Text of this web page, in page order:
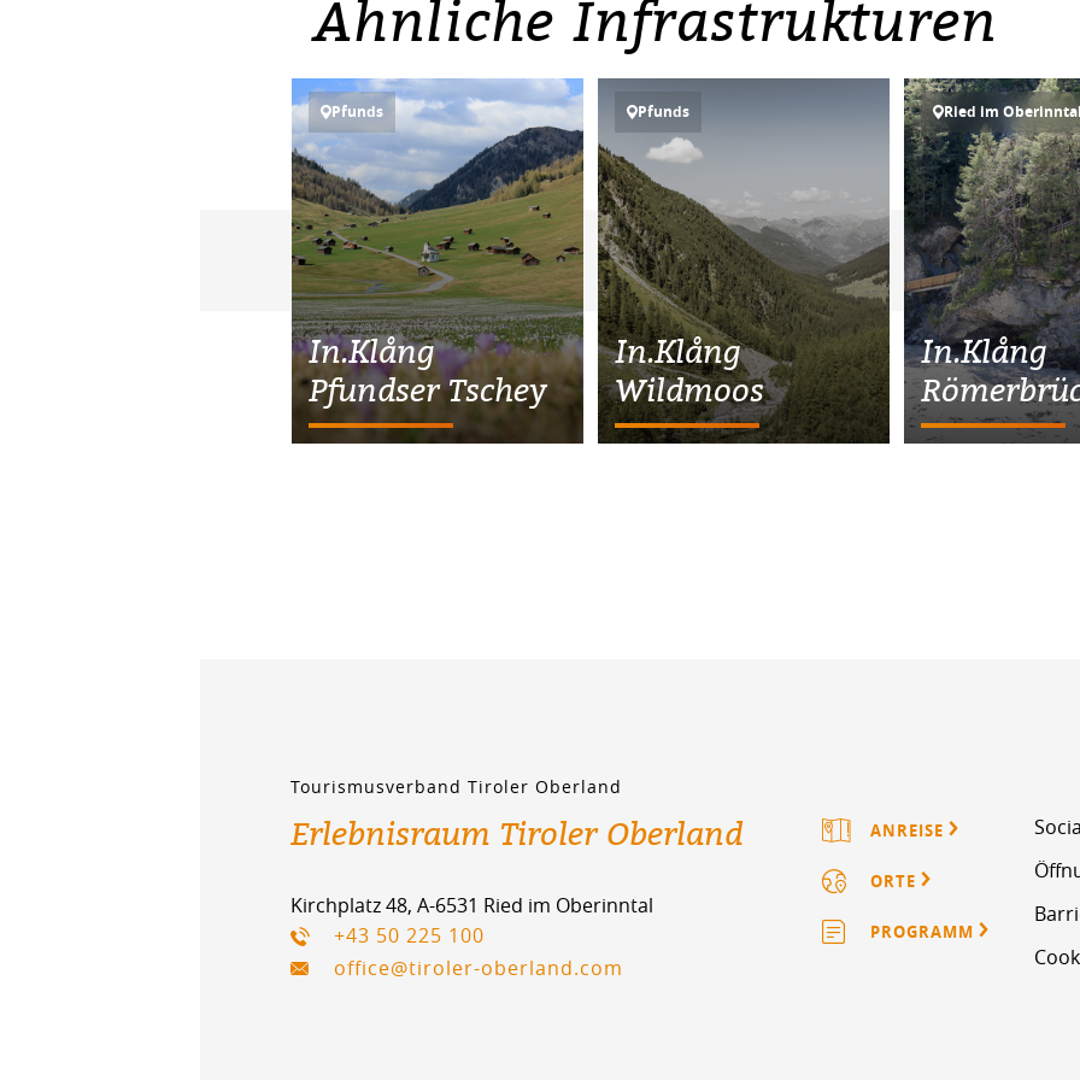
Ähnliche Infrastrukturen
Pfunds
In.Klång
Pfundser Tschey
Pfunds
In.Klång
Wildmoos
Ried im
In.Klång
Tourismusverband Tiroler Oberland
Erlebnisraum Tiroler Oberland
Kirchplatz 48, A-6531 Ried im Oberinntal
+43 50 225 100
office@tiroler-oberland.com
ANREISE
ORTE
PROGRAMM